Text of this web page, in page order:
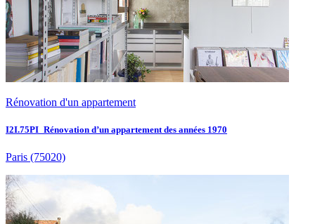
Rénovation d'un appartement
I2I.75PI_Rénovation d’un appartement des années 1970
Paris (75020)